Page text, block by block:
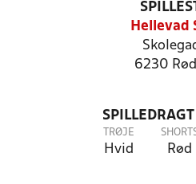
Hellevad
6230
TRØJE
Hvid Rød